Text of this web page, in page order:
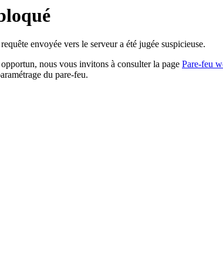
envoyée vers le serveur a été jugée suspicieuse.
nous vous invitons à consulter la page Pare-feu
du pare-feu.